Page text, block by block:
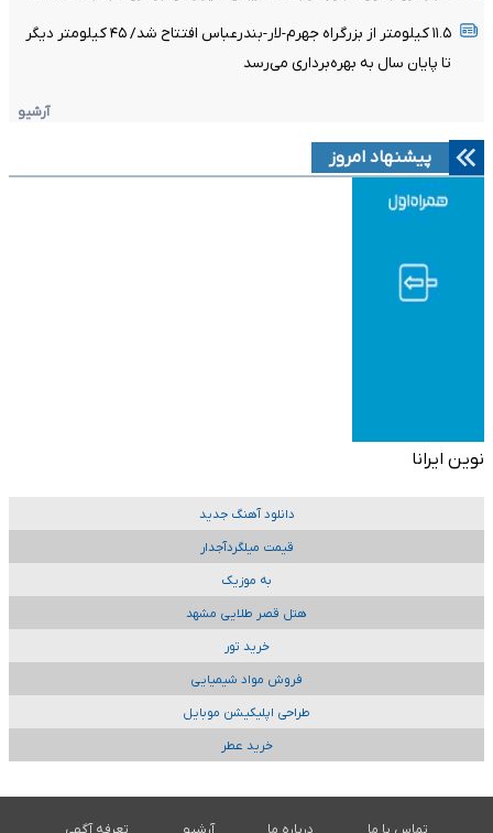
۱۱.۵ کیلومتر از بزرگراه جهرم-لار-بندرعباس افتتاح شد/ ۴۵ کیلومتر دیگر
تا پایان سال به بهره‌برداری می‌رسد
آرشیو
پیشنهاد امروز
نوین ایرانا
دانلود آهنگ جدید
قیمت میلگردآجدار
به موزیک
هتل قصر طلایی مشهد
خرید تور
فروش مواد شیمیایی
طراحی اپلیکیشن موبایل
خرید عطر